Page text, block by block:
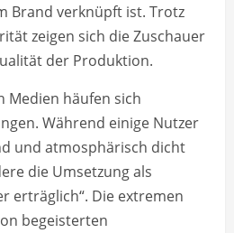
Brand verknüpft ist. Trotz
zeigen sich die Zuschauer
der Produktion.
Medien häufen sich
Während einige Nutzer
und atmosphärisch dicht
die Umsetzung als
erträglich“. Die extremen
begeisterten